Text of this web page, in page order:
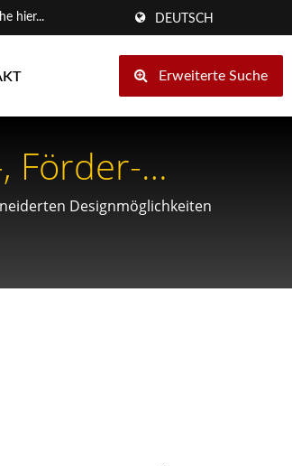
DEUTSCH
Erweiterte Suche
Förder-
Designmöglichkeiten